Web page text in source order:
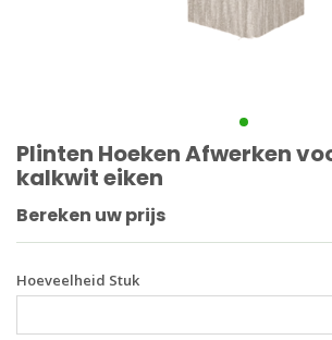
Plinten Hoeken Afwerken
kalkwit eiken
Bereken uw prijs
Hoeveelheid Stuk